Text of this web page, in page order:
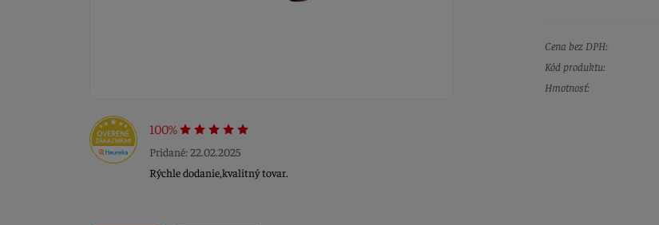
100%
Pridané: 22.02.2025
Rýchle dodanie,kvalitný tovar.
Cena bez DPH:
Kód produktu:
Hmotnosť: